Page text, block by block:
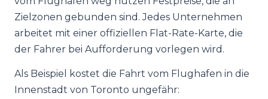
Zielzonen gebunden sind. Jedes Unternehmen
arbeitet mit einer offiziellen Flat-Rate-Karte, die
der Fahrer bei Aufforderung vorlegen wird.
Als Beispiel kostet die Fahrt vom Flughafen in die
Innenstadt von Toronto ungefähr: